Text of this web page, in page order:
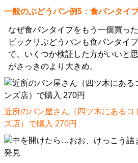
一般のぶどうパン例5：食パンタイ
なぜ食パンタイプをもう一個買っ
ビックリぶどうパンも食パンタイ
で、いくつか検証した方がいいと
がさっきのより大きめ。
近所のパン屋さん（四ツ木にあるコ
ズ店）で購入 270円